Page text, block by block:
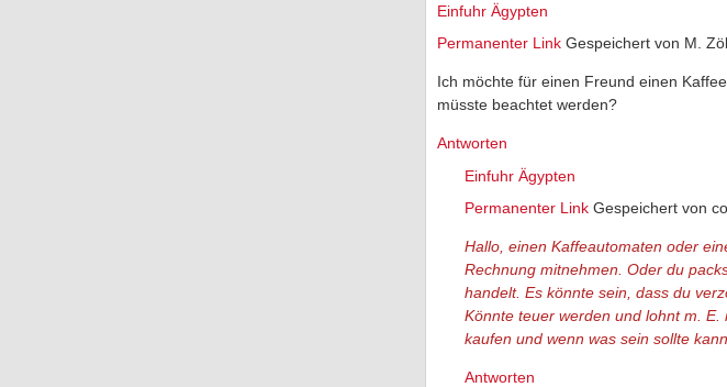
Einfuhr Ägypten
Permanenter Link Gespeichert von M.
Ich möchte für einen Freund einen
müsste beachtet werden?
Antworten
Einfuhr Ägypten
Permanenter Link Gespeichert von
Hallo, einen Kaffeautomaten oder
Rechnung mitnehmen. Oder du
handelt. Es könnte sein, dass du
Könnte teuer werden und lohnt m.
kaufen und wenn was sein sollte
Antworten